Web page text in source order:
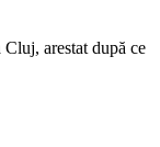
arestat după ce